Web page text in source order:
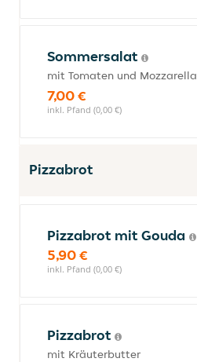
Sommersalat
mit Tomaten und Mozzarella
7,00 €
inkl. Pfand (0,00 €)
Pizzabrot
Pizzabrot mit Gouda
5,90 €
inkl. Pfand (0,00 €)
Pizzabrot
mit Kräuterbutter